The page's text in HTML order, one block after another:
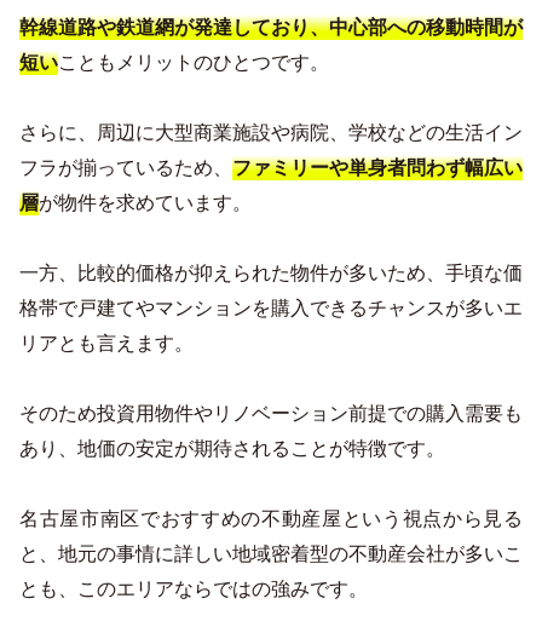
幹線道路や鉄道網が発達しており、中心部への移動時間が
短いこともメリットのひとつです。
さらに、周辺に大型商業施設や病院、学校などの生活イン
フラが揃っているため、 ファミリーや単身者問わず幅広い
層が物件を求めています。
一方、比較的価格が抑えられた物件が多いため、手頃な価
格帯で戸建てやマンションを購入できるチャンスが多いエ
リアとも言えます。
そのため投資用物件やリノベーション前提での購入需要も
あり、地価の安定が期待されることが特徴です。
名古屋市南区でおすすめの不動産屋という視点から見る
と、地元の事情に詳しい地域密着型の不動産会社が多いこ
とも、このエリアならではの強みです。